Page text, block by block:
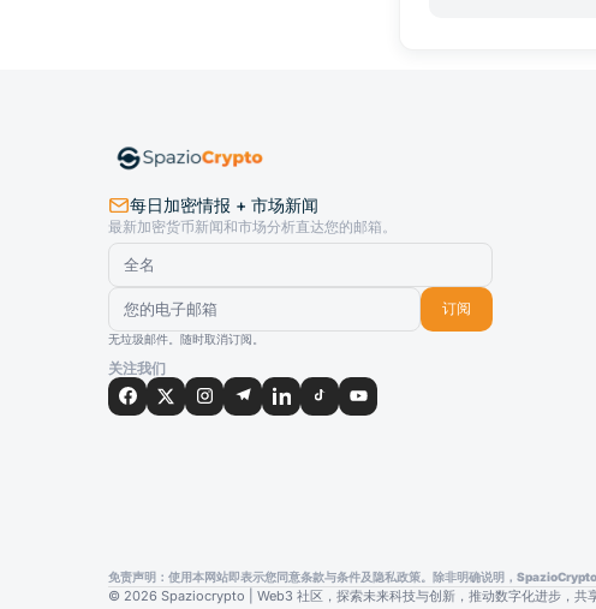
每日加密情报 + 市场新闻
最新加密货币新闻和市场分析直达您的邮箱。
订阅
无垃圾邮件。随时取消订阅。
关注我们
免责声明：使用本网站即表示您同意条款与条件及隐私政策。除非明确说明，
© 2026 Spaziocrypto | Web3 社区，探索未来科技与创新，推动数字化进步，共